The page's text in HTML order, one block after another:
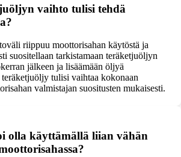
vaihto tulisi tehdä
riippuu moottorisahan käytöstä ja
suositellaan tarkistamaan teräketjuöljyn
jälkeen ja lisäämään öljyä
tulisi vaihtaa kokonaan
valmistajan suositusten mukaisesti.
olla käyttämällä liian vähän